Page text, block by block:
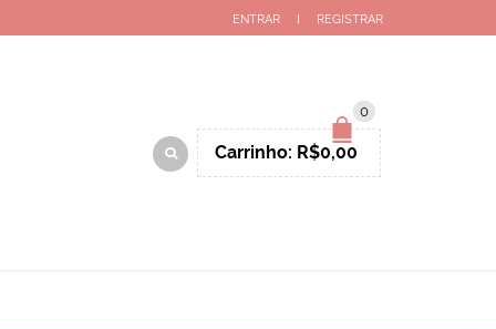
ENTRAR REGISTRAR
0
Carrinho: R$0,00